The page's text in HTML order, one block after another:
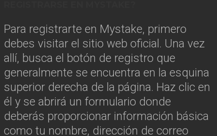
Para registrarte en Mystake, primero
debes visitar el sitio web oficial. Una vez
allí, busca el botón de registro que
generalmente se encuentra en la esquina
superior derecha de la página. Haz clic en
él y se abrirá un formulario donde
deberás proporcionar información básica
como tu nombre, dirección de correo